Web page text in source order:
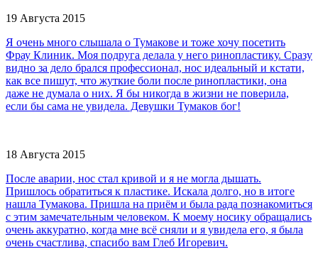
19 Августа 2015
Я очень много слышала о Тумакове и тоже хочу посетить
Фрау Клиник. Моя подруга делала у него ринопластику. Сразу
видно за дело брался профессионал, нос идеальный и кстати,
как все пишут, что жуткие боли после ринопластики, она
даже не думала о них. Я бы никогда в жизни не поверила,
если бы сама не увидела. Девушки Тумаков бог!
18 Августа 2015
После аварии, нос стал кривой и я не могла дышать.
Пришлось обратиться к пластике. Искала долго, но в итоге
нашла Тумакова. Пришла на приём и была рада познакомиться
с этим замечательным человеком. К моему носику обращались
очень аккуратно, когда мне всё сняли и я увидела его, я была
очень счастлива, спасибо вам Глеб Игоревич.